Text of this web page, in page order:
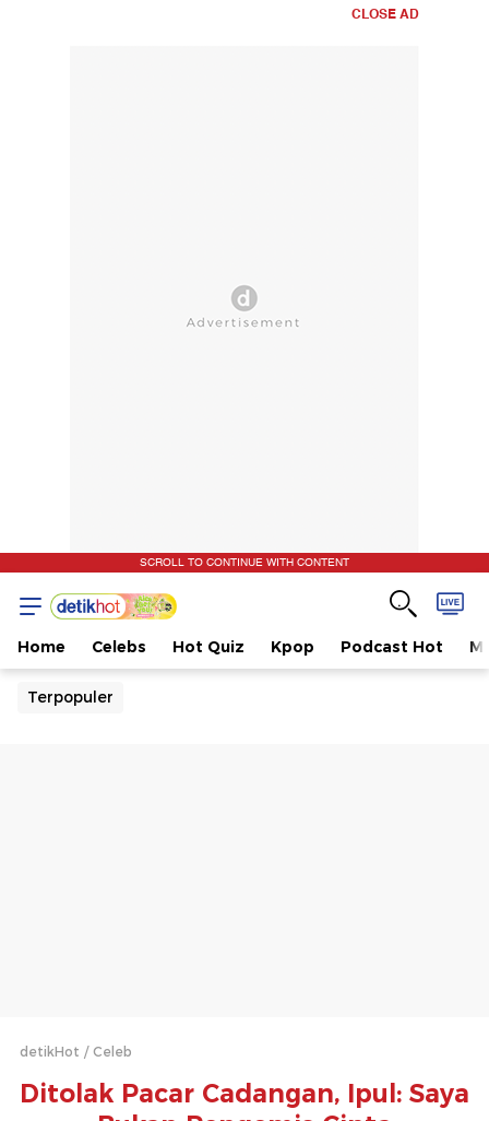
CLOSE AD
SCROLL TO CONTINUE WITH CONTENT
Home Celebs Hot Quiz Kpop Podcast Hot
Terpopuler
detikHot Celeb
Ditolak Pacar Cadangan, Ipul: Saya